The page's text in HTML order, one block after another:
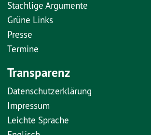
Stachlige Argumente
Grüne Links
Presse
Termine
Transparenz
Datenschutzerklärung
Impressum
Leichte Sprache